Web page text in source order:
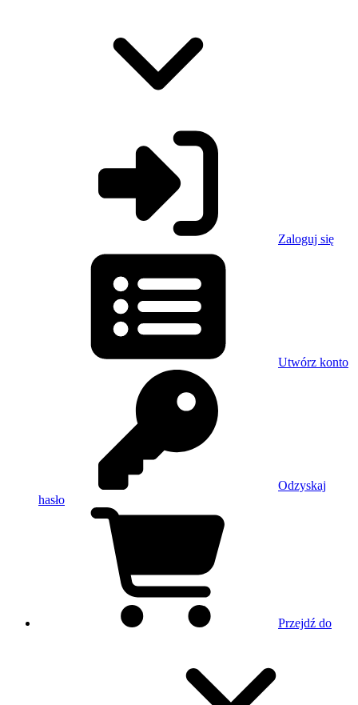
Zaloguj się
Utwórz konto
Odzyskaj
hasło
Przejdź do